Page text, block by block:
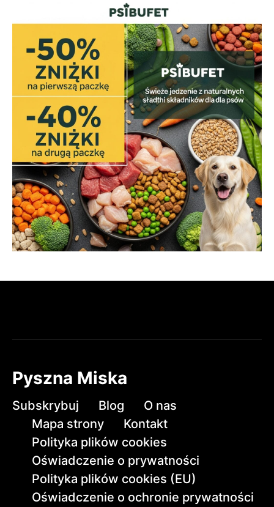
Pyszna Miska
Subskrybuj Blog
O nas
Mapa strony
Kontakt
Polityka plików cookies
Oświadczenie o prywatności
Polityka plików cookies (EU)
Oświadczenie o ochronie prywatności